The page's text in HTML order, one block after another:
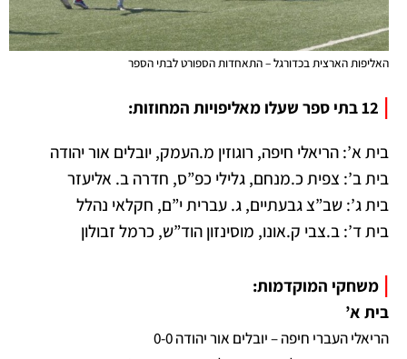
האליפות הארצית בכדורגל – התאחדות הספורט לבתי הספר
| 12 בתי ספר שעלו מאליפויות המחוזות:
בית א’: הריאלי חיפה, רוגוזין מ.העמק, יובלים אור יהודה
בית ב’: צפית כ.מנחם, גלילי כפ”ס, חדרה ב. אליעזר
בית ג’: שב”צ גבעתיים, ג. עברית י”ם, חקלאי נהלל
בית ד’: ב.צבי ק.אונו, מוסינזון הוד”ש, כרמל זבולון
| משחקי המוקדמות:
בית א’
הריאלי העברי חיפה – יובלים אור יהודה 0-0